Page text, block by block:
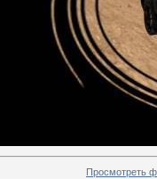
Просмотреть